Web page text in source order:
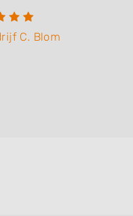
C. Blom